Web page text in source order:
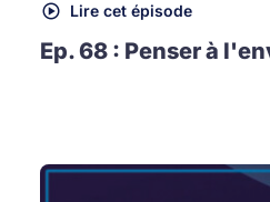
Lire cet épisode
Ep. 68 : Penser à